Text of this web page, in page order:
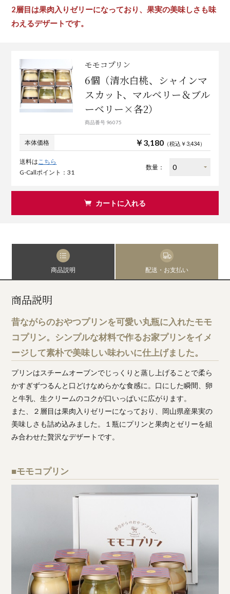
2層目は果肉入りゼリーになっており、果実の美味しさも味
わえるデザートです。
モモコプリン
6個（清水白桃、シャインマ
スカット、マルベリー＆ブル
ーベリー×各2）
商品番号 96075
本体価格 ￥3,180（税込￥3,434）
送料はこちら
G-Callポイント：31
数量：
カートに入れる
商品説明 配送・お支払い
商品説明
昔ながらのおやつプリンを可愛い丸瓶に入れたモモ
コプリン。シンプルな材料で作るお家プリンをイメ
ージして素朴で美味しい味わいに仕上げました。
プリンはスチームオーブンでじっくりと蒸し上げることで柔ら
かすぎずつるんと口どけなめらかな食感に。口にした瞬間、卵
と牛乳、生クリームのコクが口いっぱいに広がります。
また、２層目は果肉入りゼリーになっており、岡山県産果実の
美味しさも詰め込みました。１瓶にプリンと果肉とゼリーを組
み合わせた贅沢なデザートです。
■モモコプリン